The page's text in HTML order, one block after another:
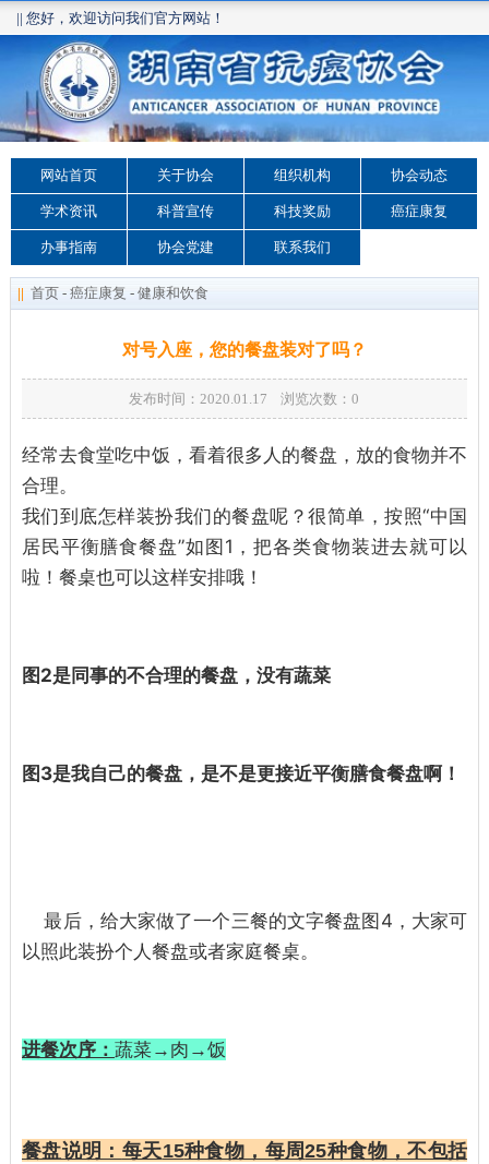
|| 您好，欢迎访问我们官方网站！
网站首页 关于协会 组织机构 协会动态
学术资讯 科普宣传 科技奖励 癌症康复
办事指南 协会党建 联系我们
|| 首页 - 癌症康复 - 健康和饮食
对号入座，您的餐盘装对了吗？
发布时间：2020.01.17 浏览次数：0
经常去食堂吃中饭，看着很多人的餐盘，放的食物并不
合理。
我们到底怎样装扮我们的餐盘呢？很简单，按照“中国
居民平衡膳食餐盘”如图1，把各类食物装进去就可以
啦！餐桌也可以这样安排哦！
图2是同事的不合理的餐盘，没有蔬菜
图3是我自己的餐盘，是不是更接近平衡膳食餐盘啊！
最后，给大家做了一个三餐的文字餐盘图4，大家可
以照此装扮个人餐盘或者家庭餐桌。
进餐次序： 蔬菜→肉→饭
餐盘说明： 每天15种食物，每周25种食物，不包括